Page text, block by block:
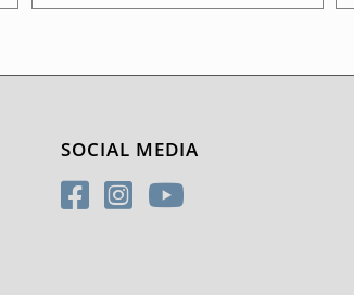
SOCIAL MEDIA